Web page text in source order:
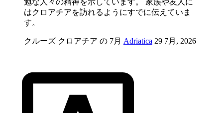
勉な人々の精神を示しています。 家族や友人に
はクロアチアを訪れるようにすでに伝えていま
す。
クルーズ クロアチア の 7月 Adriatica 29 7月, 2026